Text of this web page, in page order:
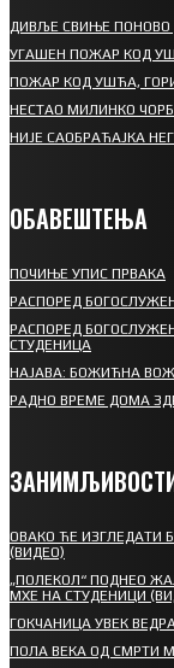
ДИВЉЕ СВИЊЕ ПОНОВО
УГАШЕН ПОЖАР КОД
ПОЖАР КОД УШЋА,
НЕСТАО МИЛИНКО
НИЈЕ САОБРАЋАЈКА
ОБАВЕШТЕЊА
ПОЧИЊЕ УПИС ПРВАКА
РАСПОРЕД
РАСПОРЕД
СТУДЕНИЦА
НАЈАВА: БОЖИЋНА
РАДНО ВРЕМЕ ДОМА
ОВАКО ЋЕ ИЗГЛЕДАТИ
(ВИДЕО)
„ПОЛЕКОЛ“ ПОДНЕО
МХЕ НА СТУДЕНИЦИ
ГОКЧАНИЦА УВЕК
ПОЛА ВЕКА ОД СМРТИ